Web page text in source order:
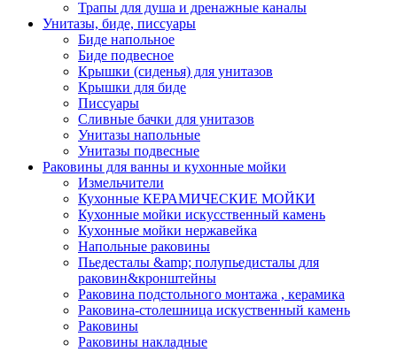
Трапы для душа и дренажные каналы
Унитазы, биде, писсуары
Биде напольное
Биде подвесное
Крышки (сиденья) для унитазов
Крышки для биде
Писсуары
Сливные бачки для унитазов
Унитазы напольные
Унитазы подвесные
Раковины для ванны и кухонные мойки
Измельчители
Кухонные КЕРАМИЧЕСКИЕ МОЙКИ
Кухонные мойки искусственный камень
Кухонные мойки нержавейка
Напольные раковины
Пьедесталы &amp; полупьедисталы для
раковин&кронштейны
Раковина подстольного монтажа , керамика
Раковина-столешница искуственный камень
Раковины
Раковины накладные